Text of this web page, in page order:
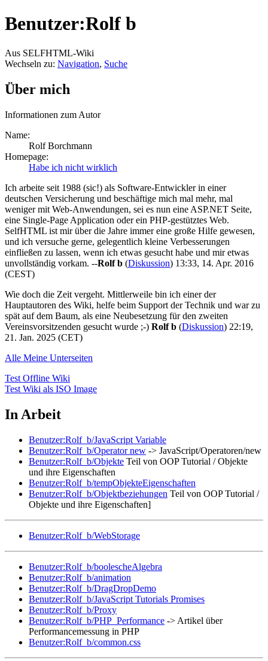
Benutzer:Rolf b
Aus SELFHTML-Wiki
Wechseln zu: Navigation, Suche
Über mich
Informationen zum Autor
Name:
Rolf Borchmann
Homepage:
Habe ich nicht wirklich
Ich arbeite seit 1988 (sic!) als Software-Entwickler in einer
deutschen Versicherung und beschäftige mich mal mehr, mal
weniger mit Web-Anwendungen, sei es nun eine ASP.NET Seite,
eine Single-Page Application oder ein PHP-gestütztes Web.
SelfHTML ist mir über die Jahre immer eine große Hilfe gewesen,
und ich versuche gerne, gelegentlich kleine Verbesserungen
einfließen zu lassen, wenn ich etwas gesucht habe und mir etwas
unvollständig vorkam. --Rolf b (Diskussion) 13:33, 14. Apr. 2016
(CEST)
Wie doch die Zeit vergeht. Mittlerweile bin ich einer der
Hauptautoren des Wiki, helfe beim Support der Technik und war zu
spät auf dem Baum, als eine Neubesetzung für den zweiten
Vereinsvorsitzenden gesucht wurde ;-) Rolf b (Diskussion) 22:19,
21. Jan. 2025 (CET)
Alle Meine Unterseiten
Test Offline Wiki
Test Wiki als ISO Image
In Arbeit
Benutzer:Rolf_b/JavaScript Variable
Benutzer:Rolf_b/Operator new -> JavaScript/Operatoren/new
Benutzer:Rolf_b/Objekte Teil von OOP Tutorial / Objekte
und ihre Eigenschaften
Benutzer:Rolf_b/tempObjekteEigenschaften
Benutzer:Rolf_b/Objektbeziehungen Teil von OOP Tutorial /
Objekte und ihre Eigenschaften]
Benutzer:Rolf_b/WebStorage
Benutzer:Rolf_b/boolescheAlgebra
Benutzer:Rolf_b/animation
Benutzer:Rolf_b/DragDropDemo
Benutzer:Rolf_b/JavaScript Tutorials Promises
Benutzer:Rolf_b/Proxy
Benutzer:Rolf_b/PHP_Performance -> Artikel über
Performancemessung in PHP
Benutzer:Rolf_b/common.css